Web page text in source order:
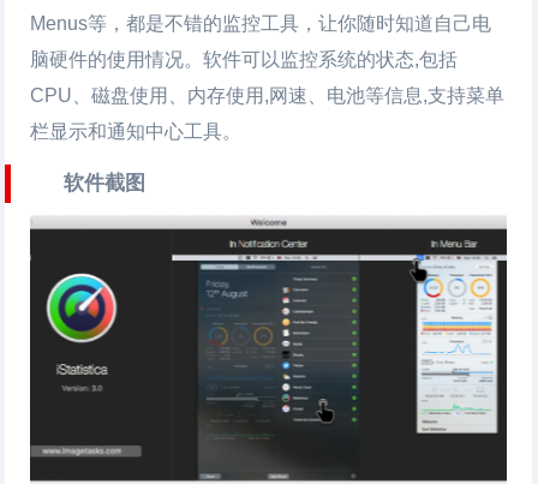
Menus等，都是不错的监控工具，让你随时知道自己电
脑硬件的使用情况。软件可以监控系统的状态,包括
CPU、磁盘使用、内存使用,网速、电池等信息,支持菜单
栏显示和通知中心工具。
软件截图